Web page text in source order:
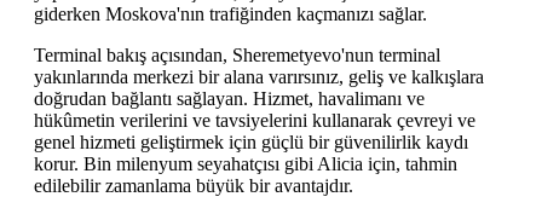
giderken Moskova'nın trafiğinden kaçmanızı sağlar.
Terminal bakış açısından, Sheremetyevo'nun terminal
yakınlarında merkezi bir alana varırsınız, geliş ve kalkışlara
doğrudan bağlantı sağlayan. Hizmet, havalimanı ve
hükûmetin verilerini ve tavsiyelerini kullanarak çevreyi ve
genel hizmeti geliştirmek için güçlü bir güvenilirlik kaydı
korur. Bin milenyum seyahatçısı gibi Alicia için, tahmin
edilebilir zamanlama büyük bir avantajdır.